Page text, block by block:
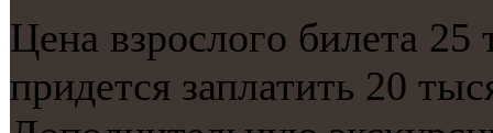
Цена взрοслогο билета 25
придется заплатить 20